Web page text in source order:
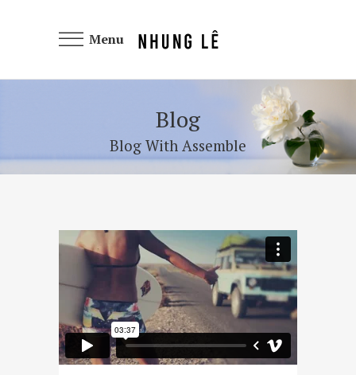
Menu
Blog
Blog With Assemble